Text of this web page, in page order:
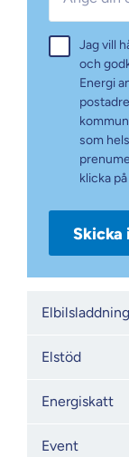
Samtycke *
Jag vill
och
Energi
som
klicka
Elbilsladdning
Elstöd
Energiskatt
Event